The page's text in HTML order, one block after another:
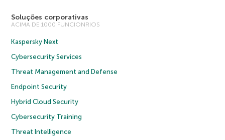
Soluções corporativas
ACIMA DE 1000 FUNCIONRIOS
Kaspersky Next
Cybersecurity Services
Threat Management and Defense
Endpoint Security
Hybrid Cloud Security
Cybersecurity Training
Threat Intelligence